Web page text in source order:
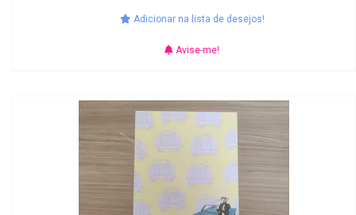
Adicionar na lista de desejos!
Avise-me!